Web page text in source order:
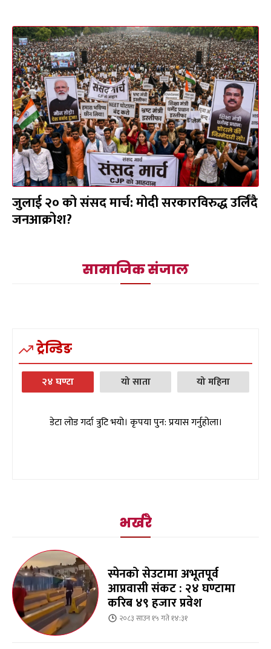
जुलाई २० को संसद मार्च: मोदी सरकारविरुद्ध उर्लिंदै
जनआक्रोश?
सामाजिक संजाल
ट्रेन्डिङ
२४ घण्टा यो साता यो महिना
डेटा लोड गर्दा त्रुटि भयो। कृपया पुन: प्रयास गर्नुहोला।
भर्खरै
स्पेनको सेउटामा अभूतपूर्व
आप्रवासी संकट : २४ घण्टामा
करिब ४९ हजार प्रवेश
२०८३ साउन १५ गते १४:३१